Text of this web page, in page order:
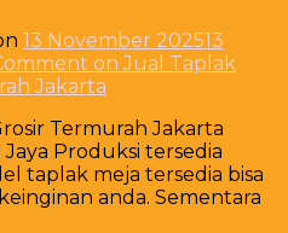
13 November 202513
on Jual Taplak
Jakarta
Termurah Jakarta
Produksi tersedia
taplak meja tersedia bisa
anda. Sementara